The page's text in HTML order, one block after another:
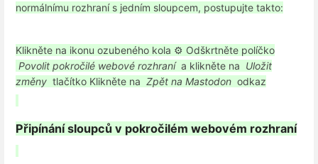
normálnímu rozhraní s jedním sloupcem, postupujte takto:
Klikněte na ikonu ozubeného kola ⚙️ Odškrtněte políčko
Povolit pokročilé webové rozhraní a klikněte na Uložit
změny tlačítko Klikněte na Zpět na Mastodon odkaz
Připínání sloupců v pokročilém webovém rozhraní